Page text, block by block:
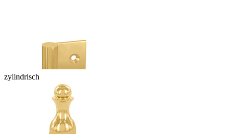
zylindrisch